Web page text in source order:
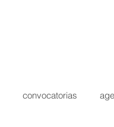
convocatorias